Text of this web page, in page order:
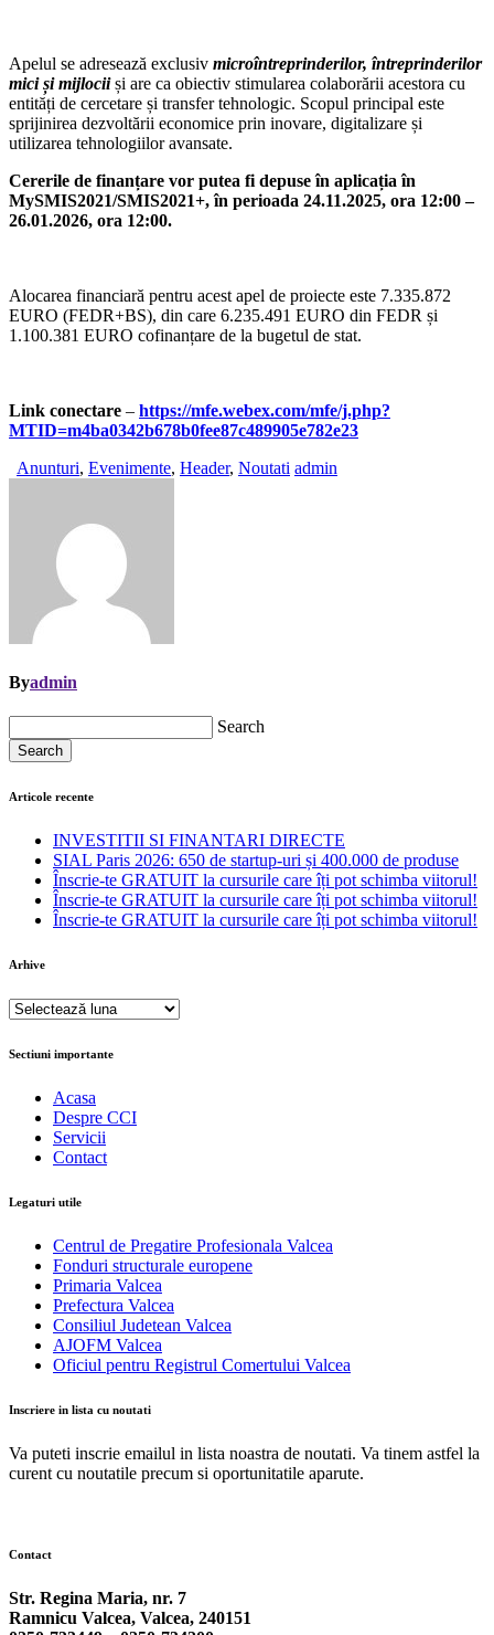
Apelul se adresează exclusiv microîntreprinderilor, întreprinderilor
mici și mijlociiși are ca obiectiv stimularea colaborării acestora cu
entități de cercetare și transfer tehnologic. Scopul principal este
sprijinirea dezvoltării economice prin inovare, digitalizare și
utilizarea tehnologiilor avansate.
Cererile de finanțare vor putea fi depuse în aplicația în
MySMIS2021/SMIS2021+, în perioada 24.11.2025, ora 12:00 –
26.01.2026, ora 12:00.
Alocarea financiară pentru acest apel de proiecte este 7.335.872
EURO (FEDR+BS), din care 6.235.491 EURO din FEDR și
1.100.381 EURO cofinanțare de la bugetul de stat.
Link conectare – https://mfe.webex.com/mfe/j.php?
MTID=m4ba0342b678b0fee87c489905e782e23
Anunturi, Evenimente, Header, Noutati admin
Byadmin
Search
Search
Articole recente
INVESTITII SI FINANTARI DIRECTE
SIAL Paris 2026: 650 de startup-uri și 400.000 de produse
Înscrie-te GRATUIT la cursurile care îți pot schimba viitorul!
Înscrie-te GRATUIT la cursurile care îți pot schimba viitorul!
Înscrie-te GRATUIT la cursurile care îți pot schimba viitorul!
Arhive
Arhive
Sectiuni importante
Acasa
Despre CCI
Servicii
Contact
Legaturi utile
Centrul de Pregatire Profesionala Valcea
Fonduri structurale europene
Primaria Valcea
Prefectura Valcea
Consiliul Judetean Valcea
AJOFM Valcea
Oficiul pentru Registrul Comertului Valcea
Inscriere in lista cu noutati
Va puteti inscrie emailul in lista noastra de noutati. Va tinem astfel la
curent cu noutatile precum si oportunitatile aparute.
Contact
Str. Regina Maria, nr. 7
Ramnicu Valcea, Valcea, 240151